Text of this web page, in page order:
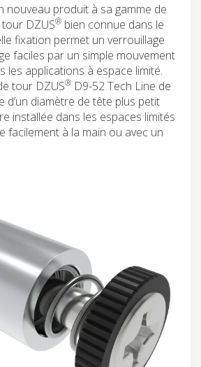
nouveau produit à sa gamme de
DZUS® bien connue dans le
fixation permet un verrouillage
faciles par un simple mouvement
les applications à espace limité.
tour DZUS® D9-52 Tech Line de
d’un diamètre de tête plus petit
installée dans les espaces limités
facilement à la main ou avec un